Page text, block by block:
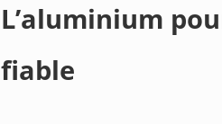
L’aluminium
fiable